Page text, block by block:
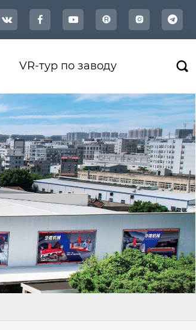
   
VR-тур по заводу 